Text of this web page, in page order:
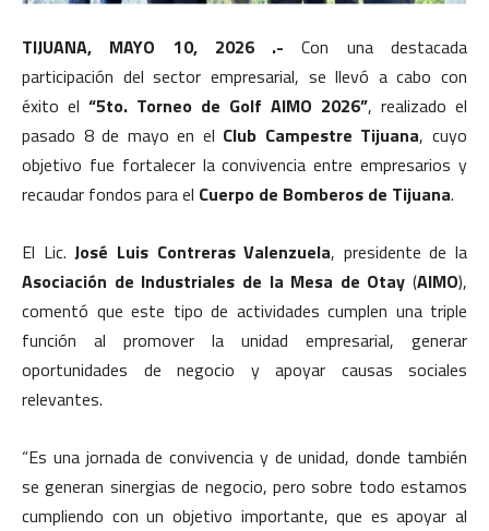
TIJUANA, MAYO 10, 2026 .- Con una destacada
participación del sector empresarial, se llevó a cabo con
éxito el “5to. Torneo de Golf AIMO 2026”, realizado el
pasado 8 de mayo en el Club Campestre Tijuana, cuyo
objetivo fue fortalecer la convivencia entre empresarios y
recaudar fondos para el Cuerpo de Bomberos de Tijuana.
El Lic.José Luis Contreras Valenzuela, presidente de la
Asociación de Industriales de la Mesa de Otay (AIMO),
comentó que este tipo de actividades cumplen una triple
función al promover la unidad empresarial, generar
oportunidades de negocio y apoyar causas sociales
relevantes.
“Es una jornada de convivencia y de unidad, donde también
se generan sinergias de negocio, pero sobre todo estamos
cumpliendo con un objetivo importante, que es apoyar al